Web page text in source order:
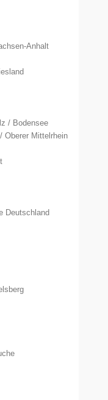
Anhalt
/ Bodensee
Oberer Mittelrhein
Deutschland